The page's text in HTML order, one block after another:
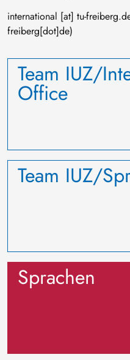
international [at] tu-freiberg.
freiberg[dot]de)
Team IUZ/
Office
Team IUZ/
Sprachen